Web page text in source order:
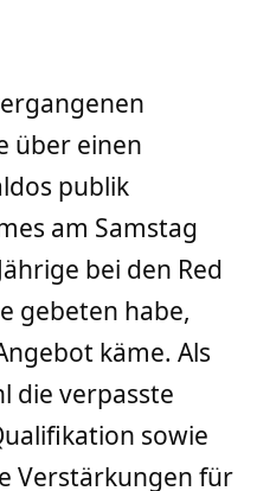
über einen
publik
am Samstag
bei den Red
gebeten habe,
käme. Als
die verpasste
sowie
Verstärkungen für